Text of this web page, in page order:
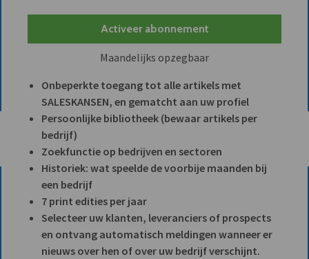
Activeer abonnement
Maandelijks opzegbaar
Onbeperkte toegang tot alle artikels met
SALESKANSEN, en gematcht aan uw profiel
Persoonlijke bibliotheek (bewaar artikels per
bedrijf)
Zoekfunctie op bedrijven en sectoren
Historiek: wat speelde de voorbije maanden bij
een bedrijf
7 print edities per jaar
Selecteer uw klanten, leveranciers of prospects
en ontvang automatisch meldingen wanneer er
nieuws over hen of over uw bedrijf verschijnt.